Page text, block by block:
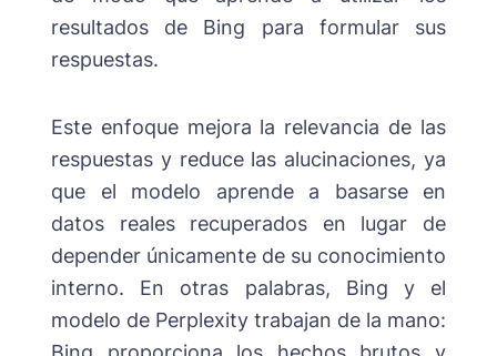
resultados de Bing para formular sus
respuestas.
Este enfoque mejora la relevancia de las
respuestas y reduce las alucinaciones, ya
que el modelo aprende a basarse en
datos reales recuperados en lugar de
depender únicamente de su conocimiento
interno. En otras palabras, Bing y el
modelo de Perplexity trabajan de la mano: